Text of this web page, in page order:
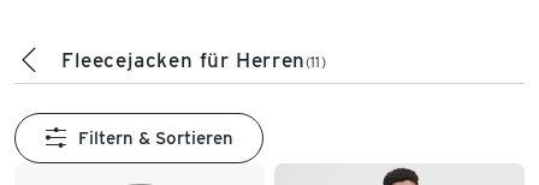
Fleecejacken für Herren(11)
Filtern & Sortieren